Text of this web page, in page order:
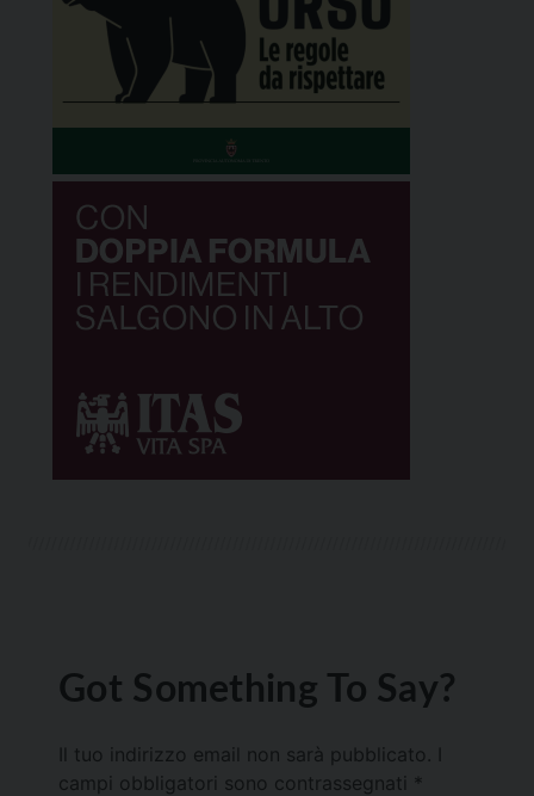
Got Something To Say?
Il tuo indirizzo email non sarà pubblicato.
campi obbligatori sono contrassegnati *